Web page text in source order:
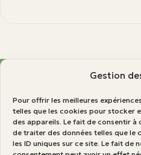
Gestion
Pour offrir les meilleures
telles que les cookies pour stocker
des appareils. Le fait de consentir
de traiter des données telles que le
les ID uniques sur ce site. Le fait de
Infos et
Facebook
info@feta.lu
72 Troine,